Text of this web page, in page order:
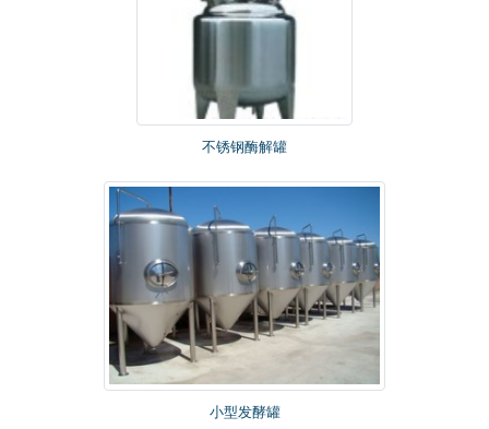
不锈钢酶解罐
小型发酵罐